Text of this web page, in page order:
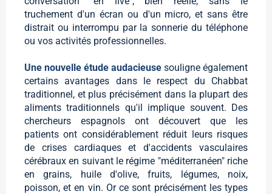
truchement d'un écran ou d'un micro, et sans être
distrait ou interrompu par la sonnerie du téléphone
ou vos activités professionnelles.
Une nouvelle étude audacieuse souligne également
certains avantages dans le respect du Chabbat
traditionnel, et plus précisément dans la plupart des
aliments traditionnels qu'il implique souvent. Des
chercheurs espagnols ont découvert que les
patients ont considérablement réduit leurs risques
de crises cardiaques et d'accidents vasculaires
cérébraux en suivant le régime "méditerranéen" riche
en grains, huile d'olive, fruits, légumes, noix,
poisson, et en vin. Or ce sont précisément les types